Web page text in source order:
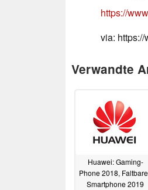
https://
via:
Verwandte
Huawei: Gaming-
Phone 2018,
Smartphone 2019